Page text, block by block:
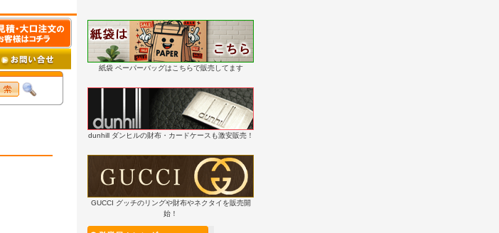
紙袋 ペーパーバッグはこちらで販売してます
dunhill ダンヒルの財布・カードケースも激安販売！
GUCCI グッチのリングや財布やネクタイを販売開
始！